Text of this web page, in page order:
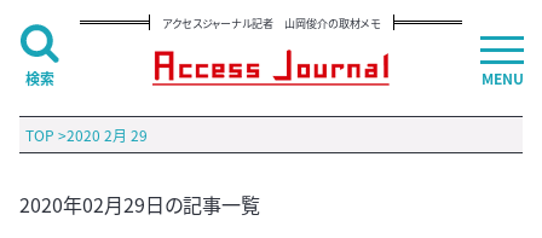
アクセスジャーナル記者 山岡俊介の取材メモ
TOP >2020 2月 29
2020年02月29日の記事一覧
MENU
検索